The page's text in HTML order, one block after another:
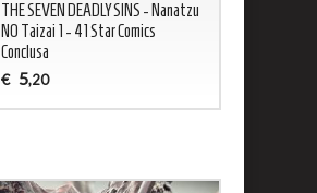
THE SEVEN DEADLY SINS - Nanatzu
NO Taizai 1 - 41 Star Comics
Conclusa
€ 5,20